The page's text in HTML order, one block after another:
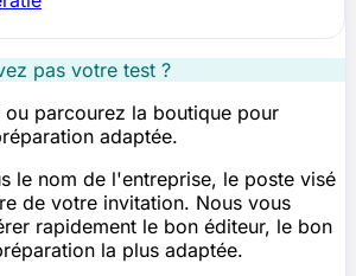
pas votre test ?
ou parcourez la boutique pour
adaptée.
le nom de l'entreprise, le poste visé
de votre invitation. Nous vous
rapidement le bon éditeur, le bon
la plus adaptée.